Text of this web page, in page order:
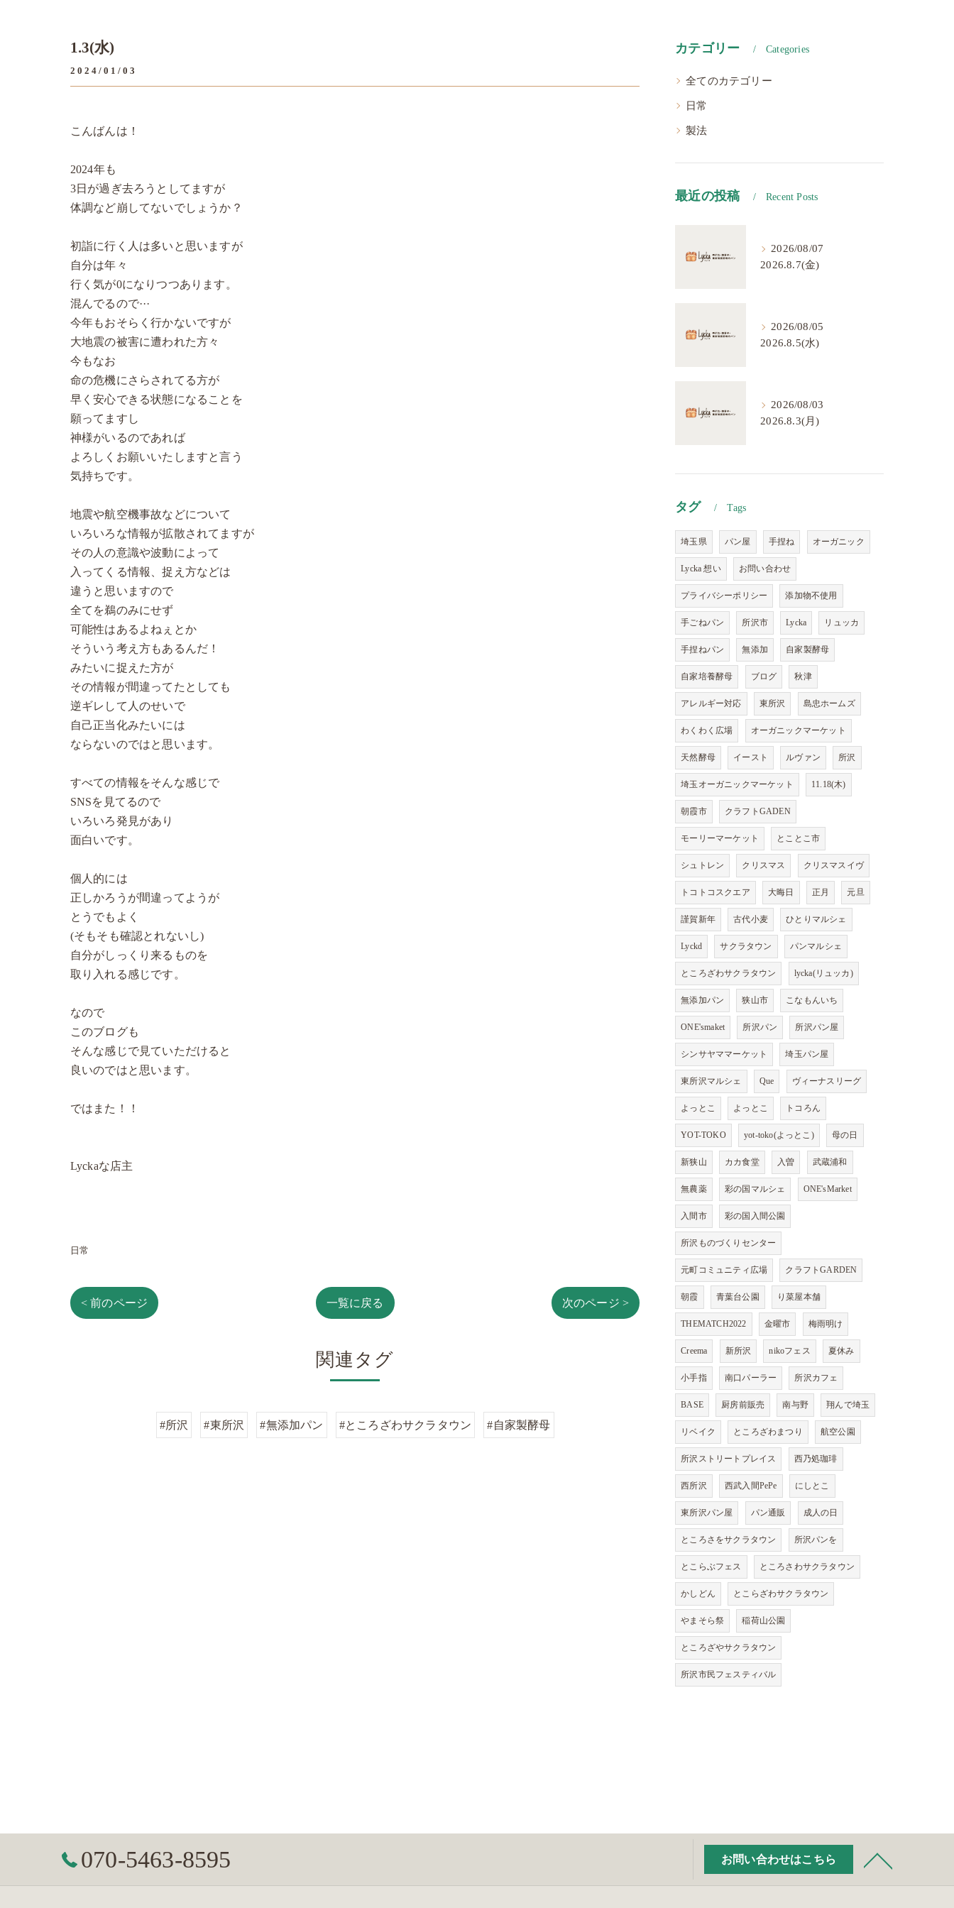
1.3(水)
2024/01/03
こんばんは！
2024年も
3日が過ぎ去ろうとしてますが
体調など崩してないでしょうか？
初詣に行く人は多いと思いますが
自分は年々
行く気が0になりつつあります。
混んでるので···
今年もおそらく行かないですが
大地震の被害に遭われた方々
今もなお
命の危機にさらされてる方が
早く安心できる状態になることを
願ってますし
神様がいるのであれば
よろしくお願いいたしますと言う
気持ちです。
地震や航空機事故などについて
いろいろな情報が拡散されてますが
その人の意識や波動によって
入ってくる情報、捉え方などは
違うと思いますので
全てを鵜のみにせず
可能性はあるよねぇとか
そういう考え方もあるんだ！
みたいに捉えた方が
その情報が間違ってたとしても
逆ギレして人のせいで
自己正当化みたいには
ならないのではと思います。
すべての情報をそんな感じで
SNSを見てるので
いろいろ発見があり
面白いです。
個人的には
正しかろうが間違ってようが
とうでもよく
(そもそも確認とれないし)
自分がしっくり来るものを
取り入れる感じです。
なので
このブログも
そんな感じで見ていただけると
良いのではと思います。
ではまた！！
Lyckaな店主
日常
< 前のページ 一覧に戻る 次のページ >
関連タグ
#所沢 #東所沢 #無添加パン #ところざわサクラタウン #自家製酵母
カテゴリー Categories
全てのカテゴリー
日常
製法
最近の投稿 Recent Posts
2026/08/07
2026.8.7(金)
2026/08/05
2026.8.5(水)
2026/08/03
2026.8.3(月)
タグ Tags
埼玉県 パン屋 手捏ね オーガニック
Lycka 想い お問い合わせ
プライバシーポリシー 添加物不使用
手ごねパン 所沢市 Lycka リュッカ
手捏ねパン 無添加 自家製酵母
自家培養酵母 ブログ 秋津
アレルギー対応 東所沢 島忠ホームズ
わくわく広場 オーガニックマーケット
天然酵母 イースト ルヴァン 所沢
埼玉オーガニックマーケット 11.18(木)
朝霞市 クラフトGADEN
モーリーマーケット とことこ市
シュトレン クリスマス クリスマスイヴ
トコトコスクエア 大晦日 正月 元旦
謹賀新年 古代小麦 ひとりマルシェ
Lyckd サクラタウン パンマルシェ
ところざわサクラタウン lycka(リュッカ)
無添加パン 狭山市 こなもんいち
ONE'smaket 所沢パン 所沢パン屋
シンサヤママーケット 埼玉パン屋
東所沢マルシェ Que ヴィーナスリーグ
よっとこ よっとこ トコろん
YOT-TOKO yot-toko(よっとこ) 母の日
新狭山 カカ食堂 入曽 武蔵浦和
無農薬 彩の国マルシェ ONE'sMarket
入間市 彩の国入間公園
所沢ものづくりセンター
元町コミュニティ広場 クラフトGARDEN
朝霞 青葉台公園 り菜屋本舗
THEMATCH2022 金曜市 梅雨明け
Creema 新所沢 nikoフェス 夏休み
小手指 南口パーラー 所沢カフェ
BASE 厨房前販売 南与野 翔んで埼玉
リベイク ところざわまつり 航空公園
所沢ストリートプレイス 西乃処珈琲
西所沢 西武入間PePe にしとこ
東所沢パン屋 パン通販 成人の日
ところさをサクラタウン 所沢パンを
とこらぶフェス ところさわサクラタウン
かしどん とこらざわサクラタウン
やまそら祭 稲荷山公園
ところざやサクラタウン
所沢市民フェスティバル
070-5463-8595 お問い合わせはこちら